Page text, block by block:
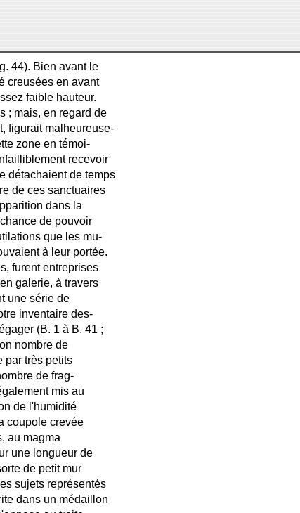
44). Bien avant le
creusées en avant
faible hauteur.
; mais, en regard de
figurait malheureuse-
zone en témoi-
recevoir
détachaient de temps
de ces sanctuaires
dans la
de pouvoir
que les mu-
à leur portée.
furent entreprises
galerie, à travers
une série de
inventaire des-
(B. 1 à B. 41 ;
nombre de
par très petits
de frag-
mis au
de l'humidité
coupole crevée
au magma
une longueur de
de petit mur
sujets représentés
dans un médaillon